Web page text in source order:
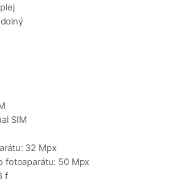
SIM
32 Mpx
fotoaparátu: 50 Mpx
f